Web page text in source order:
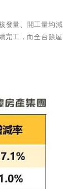
發量、開工量均減
完工，而全台餘屋